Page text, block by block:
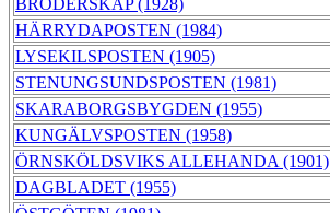
BRODERSKAP (1928)
HÄRRYDAPOSTEN (1984)
LYSEKILSPOSTEN (1905)
STENUNGSUNDSPOSTEN (1981)
SKARABORGSBYGDEN (1955)
KUNGÄLVSPOSTEN (1958)
ÖRNSKÖLDSVIKS ALLEHANDA (1901)
DAGBLADET (1955)